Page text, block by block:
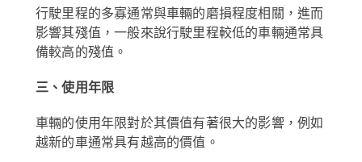
行駛里程的多寡通常與車輛的磨損程度相關，進而
影響其殘值，一般來說行駛里程較低的車輛通常具
備較高的殘值。
三、使用年限
車輛的使用年限對於其價值有著很大的影響，例如
越新的車通常具有越高的價值。